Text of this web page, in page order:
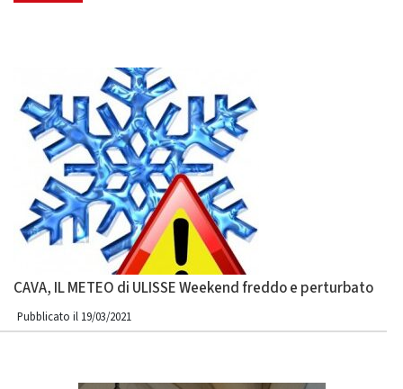
CAVA, IL METEO di ULISSE Weekend freddo e perturbato
Pubblicato il 19/03/2021